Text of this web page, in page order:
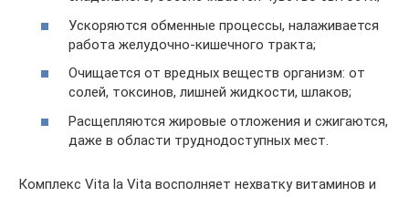
Ускоряются обменные процессы, налаживается
работа желудочно-кишечного тракта;
Очищается от вредных веществ организм: от
солей, токсинов, лишней жидкости, шлаков;
Расщепляются жировые отложения и сжигаются,
даже в области труднодоступных мест.
Комплекс Vita la Vita восполняет нехватку витаминов и